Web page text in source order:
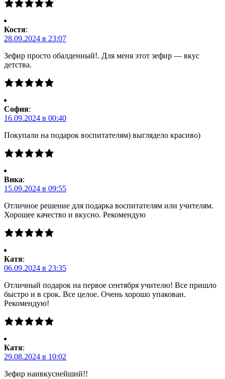
Костя:
28.09.2024 в 23:07
Зефир просто обалденный!. Для меня этот зефир — вкус
детства.
Cофия:
16.09.2024 в 00:40
Покупали на подарок воспитателям) выглядело красиво)
Вика:
15.09.2024 в 09:55
Отличное решение для подарка воспитателям или учителям.
Хорошее качество и вкусно. Рекомендую
Катя:
06.09.2024 в 23:35
Отличный подарок на первое сентября учителю! Все пришло
быстро и в срок. Все целое. Очень хорошо упакован.
Рекомендую!
Катя:
29.08.2024 в 10:02
Зефир наивкуснейший!!